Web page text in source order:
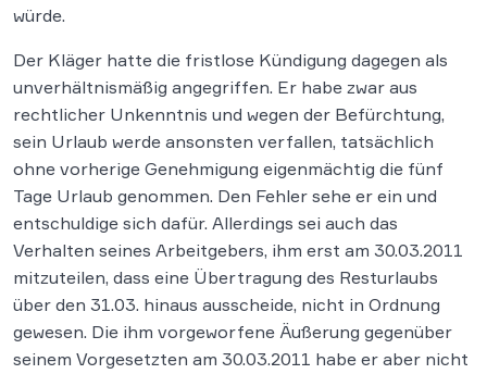
würde.
Der Kläger hatte die fristlose Kündigung dagegen als
unverhältnismäßig angegriffen. Er habe zwar aus
rechtlicher Unkenntnis und wegen der Befürchtung,
sein Urlaub werde ansonsten verfallen, tatsächlich
ohne vorherige Genehmigung eigenmächtig die fünf
Tage Urlaub genommen. Den Fehler sehe er ein und
entschuldige sich dafür. Allerdings sei auch das
Verhalten seines Arbeitgebers, ihm erst am 30.03.2011
mitzuteilen, dass eine Übertragung des Resturlaubs
über den 31.03. hinaus ausscheide, nicht in Ordnung
gewesen. Die ihm vorgeworfene Äußerung gegenüber
seinem Vorgesetzten am 30.03.2011 habe er aber nicht